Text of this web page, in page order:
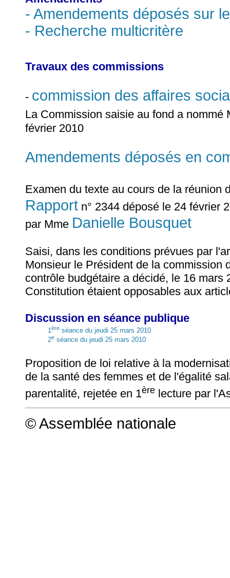
- Amendements déposés sur
- Recherche multicritère
Travaux des commissions
- commission des affaires
La Commission saisie au fond a nommé
février 2010
Amendements déposés en
Examen du texte au cours de la réunion
Rapport n° 2344 déposé le 24 février
par Mme Danielle Bousquet
Saisi, dans les conditions prévues par
Monsieur le Président de la commission
contrôle budgétaire a décidé, le 16
Constitution étaient opposables aux
Discussion en séance publique
1ère séance du jeudi 25 mars 2010
2e séance du jeudi 25 mars 2010
Proposition de loi relative à la
de la santé des femmes et de l'égalité
parentalité, rejetée en 1ère lecture par
© Assemblée nationale